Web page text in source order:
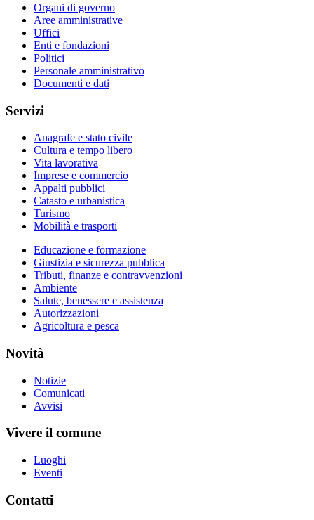
Organi di governo
Aree amministrative
Uffici
Enti e fondazioni
Politici
Personale amministrativo
Documenti e dati
Servizi
Anagrafe e stato civile
Cultura e tempo libero
Vita lavorativa
Imprese e commercio
Appalti pubblici
Catasto e urbanistica
Turismo
Mobilità e trasporti
Educazione e formazione
Giustizia e sicurezza pubblica
Tributi, finanze e contravvenzioni
Ambiente
Salute, benessere e assistenza
Autorizzazioni
Agricoltura e pesca
Novità
Notizie
Comunicati
Avvisi
Vivere il comune
Luoghi
Eventi
Contatti